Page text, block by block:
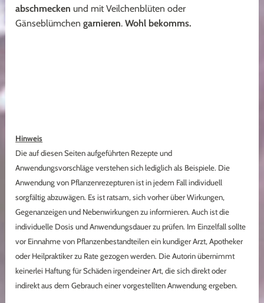
abschmecken und mit Veilchenblüten oder
Gänseblümchengarnieren.Wohl bekomms.
Hinweis
Die auf diesen Seiten aufgeführten Rezepte und
Anwendungsvorschläge verstehen sich lediglich als Beispiele. Die
Anwendung von Pflanzenrezepturen ist in jedem Fall individuell
sorgfältig abzuwägen. Es ist ratsam, sich vorher über Wirkungen,
Gegenanzeigen und Nebenwirkungen zu informieren. Auch ist die
individuelle Dosis und Anwendungsdauer zu prüfen. Im Einzelfall sollte
vor Einnahme von Pflanzenbestandteilen ein kundiger Arzt, Apotheker
oder Heilpraktiker zu Rate gezogen werden. Die Autorin übernimmt
keinerlei Haftung für Schäden irgendeiner Art, die sich direkt oder
indirekt aus dem Gebrauch einer vorgestellten Anwendung ergeben.